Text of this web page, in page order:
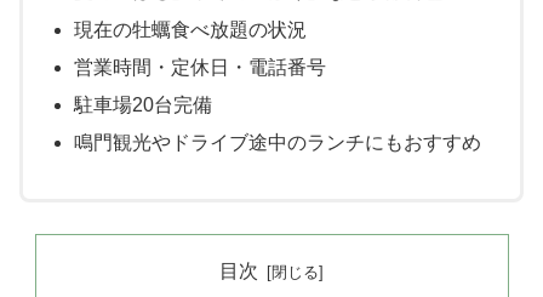
現在の牡蠣食べ放題の状況
営業時間・定休日・電話番号
駐車場20台完備
鳴門観光やドライブ途中のランチにもおすすめ
目次